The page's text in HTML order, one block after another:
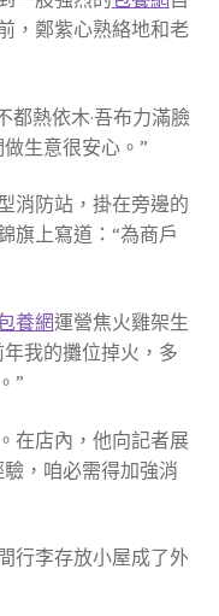
，鄭紫心熟絡地和老
都熱依木·吾布力滿臉
生意很安心。”
消防站，掛在旁邊的
旗上寫道：“為商戶
養網運營焦火雞架生
我的攤位掉火，多
”
在店內，他向記者展
，咱必需得加強消
行李存放小屋成了外